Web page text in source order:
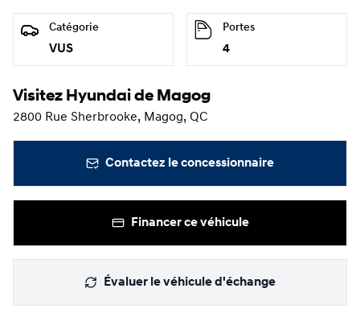
Catégorie
VUS
Portes
4
Visitez Hyundai de Magog
2800 Rue Sherbrooke, Magog, QC
Contactez le concessionnaire
Financer ce véhicule
Évaluer le véhicule d'échange